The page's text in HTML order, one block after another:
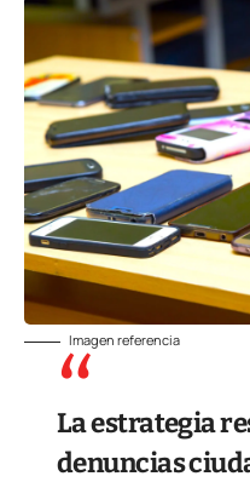
Imagen referencia
La estrategia
denuncias